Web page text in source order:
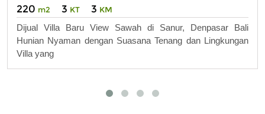
220 m2 3 KT 3 KM
Dijual Villa Baru View Sawah di Sanur, Denpasar Bali
Hunian Nyaman dengan Suasana Tenang dan Lingkungan
Villa yang